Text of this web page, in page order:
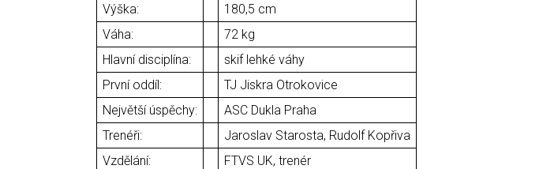
Výška:
180,5 cm
Váha:
72 kg
Hlavní disciplína:
skif lehké váhy
První oddíl:
TJ Jiskra Otrokovice
Největší úspěchy:
ASC Dukla Praha
Trenéři:
Jaroslav Starosta, Rudolf Kopřiva
Vzdělání:
FTVS UK, trenér